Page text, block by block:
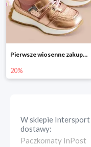
-30% na wszystko!!
30%
W sklepie Intersport
dostawy:
Paczkomaty InPost